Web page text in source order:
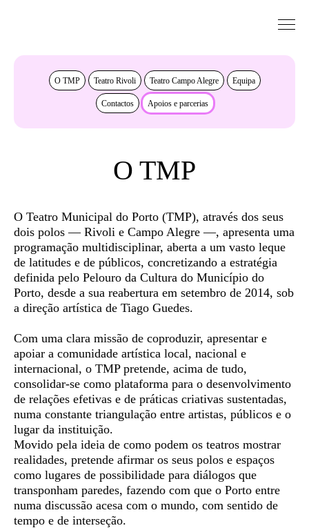
O TMP Teatro Rivoli Teatro Campo Alegre Equipa
Contactos Apoios e parcerias
O TMP
O Teatro Municipal do Porto (TMP), através dos seus
dois polos — Rivoli e Campo Alegre —, apresenta uma
programação multidisciplinar, aberta a um vasto leque
de latitudes e de públicos, concretizando a estratégia
definida pelo Pelouro da Cultura do Município do
Porto, desde a sua reabertura em setembro de 2014, sob
a direção artística de Tiago Guedes.
Com uma clara missão de coproduzir, apresentar e
apoiar a comunidade artística local, nacional e
internacional, o TMP pretende, acima de tudo,
consolidar-se como plataforma para o desenvolvimento
de relações efetivas e de práticas criativas sustentadas,
numa constante triangulação entre artistas, públicos e o
lugar da instituição.
Movido pela ideia de como podem os teatros mostrar
realidades, pretende afirmar os seus polos e espaços
como lugares de possibilidade para diálogos que
transponham paredes, fazendo com que o Porto entre
numa discussão acesa com o mundo, com sentido de
tempo e de interseção.